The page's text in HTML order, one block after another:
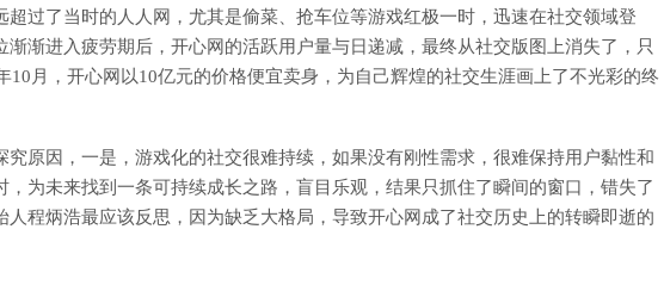
过了当时的人人网，尤其是偷菜、抢车位等游戏红极一时，迅速在社交领域登
渐进入疲劳期后，开心网的活跃用户量与日递减，最终从社交版图上消失了，只
10月，开心网以10亿元的价格便宜卖身，为自己辉煌的社交生涯画上了不光彩的终
究原因，一是，游戏化的社交很难持续，如果没有刚性需求，很难保持用户黏性和
为未来找到一条可持续成长之路，盲目乐观，结果只抓住了瞬间的窗口，错失了
程炳浩最应该反思，因为缺乏大格局，导致开心网成了社交历史上的转瞬即逝的